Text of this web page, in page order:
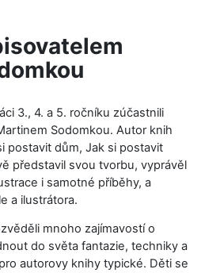
3., 4. a 5. ročníku zúčastnili
Sodomkou. Autor knih
postavit dům, Jak si postavit
představil svou tvorbu, vyprávěl
i samotné příběhy, a
a ilustrátora.
mnoho zajímavostí o
do světa fantazie, techniky a
autorovy knihy typické. Děti se